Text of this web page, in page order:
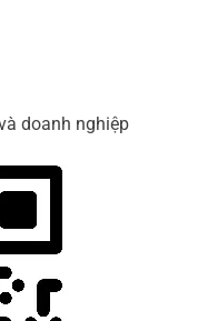
doanh nghiệp